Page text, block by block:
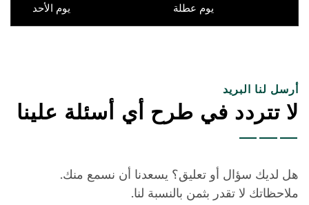
يوم الأحد يوم عطلة
أرسل لنا البريد
لا تتردد في طرح أي أسئلة علينا
هل لديك سؤال أو تعليق؟ يسعدنا أن نسمع منك.
ملاحظاتك لا تقدر بثمن بالنسبة لنا.